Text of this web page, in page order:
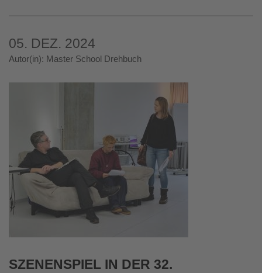
05. DEZ. 2024
Autor(in): Master School Drehbuch
SZENENSPIEL IN DER 32.